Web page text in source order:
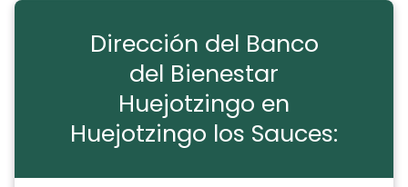
Dirección del Banco
del Bienestar
Huejotzingo en
Huejotzingo los Sauces: